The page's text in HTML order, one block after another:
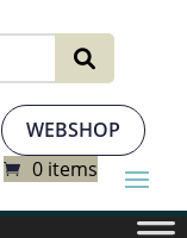
WEBSHOP
0 items